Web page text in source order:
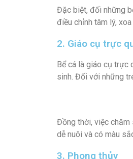
Đặc biệt, đối những
điều chỉnh tâm lý,
2. Giáo cụ trực
Bể cá là giáo cụ trực
sinh. Đối với những
Đồng thời, việc chăm
dễ nuôi và có màu
3. Phong thủy